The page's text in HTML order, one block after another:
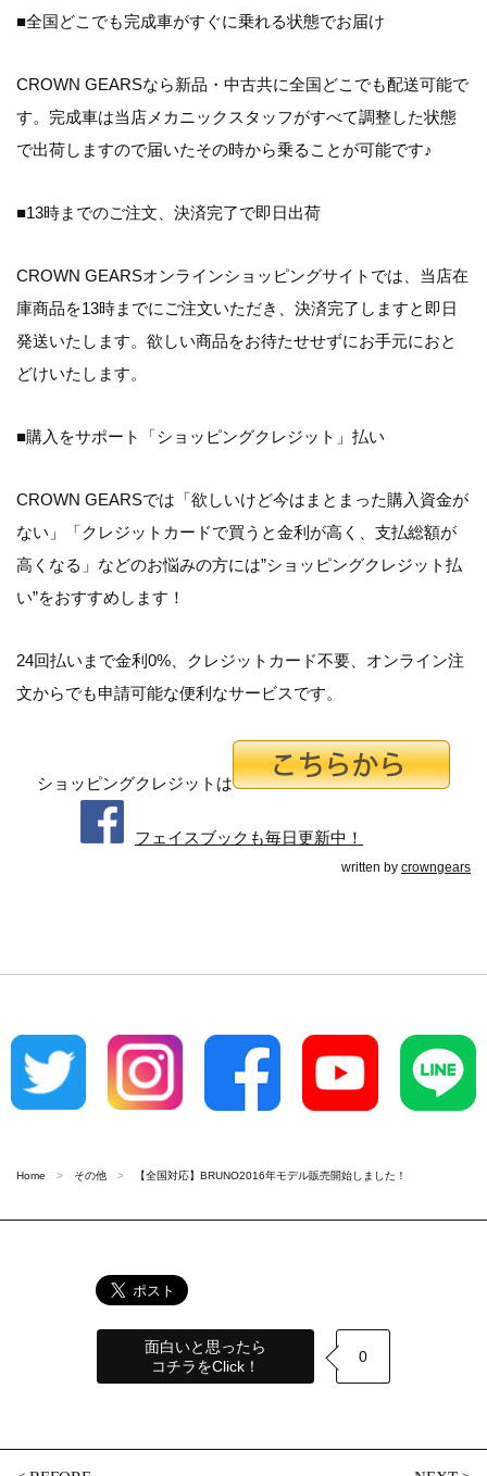
■全国どこでも完成車がすぐに乗れる状態でお届け
CROWN GEARSなら新品・中古共に全国どこでも配送可能で
す。完成車は当店メカニックスタッフがすべて調整した状態
で出荷しますので届いたその時から乗ることが可能です♪
■13時までのご注文、決済完了で即日出荷
CROWN GEARSオンラインショッピングサイトでは、当店在
庫商品を13時までにご注文いただき、決済完了しますと即日
発送いたします。欲しい商品をお待たせせずにお手元におと
どけいたします。
■購入をサポート「ショッピングクレジット」払い
CROWN GEARSでは「欲しいけど今はまとまった購入資金が
ない 」「クレジットカードで買うと金利が高く、支払総額が
高くなる 」などのお悩みの方には”ショッピングクレジット払
い”をおすすめします！
24回払いまで金利0%、クレジットカード不要、オンライン注
文からでも申請可能な便利なサービスです。
ショッピングクレジットは
フェイスブックも毎日更新中！
written by crowngears
Home その他 【全国対応】BRUNO2016年モデル販売開始しました！
面白いと思ったら
コチラをClick！
0